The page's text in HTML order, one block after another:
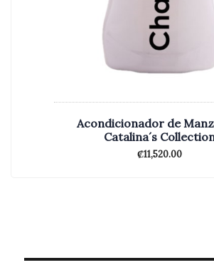
Acondicionador de
Catalina´s
₡11,520.00